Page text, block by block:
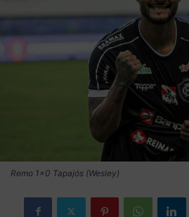
Remo 1x0 Tapajós (Wesley)